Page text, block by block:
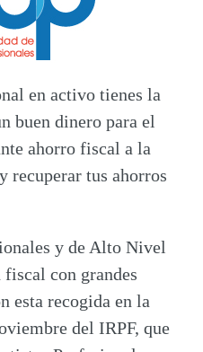
en activo tienes la
buen dinero para el
ahorro fiscal a la
recuperar tus ahorros
y de Alto Nivel
con grandes
esta recogida en la
del IRPF, que